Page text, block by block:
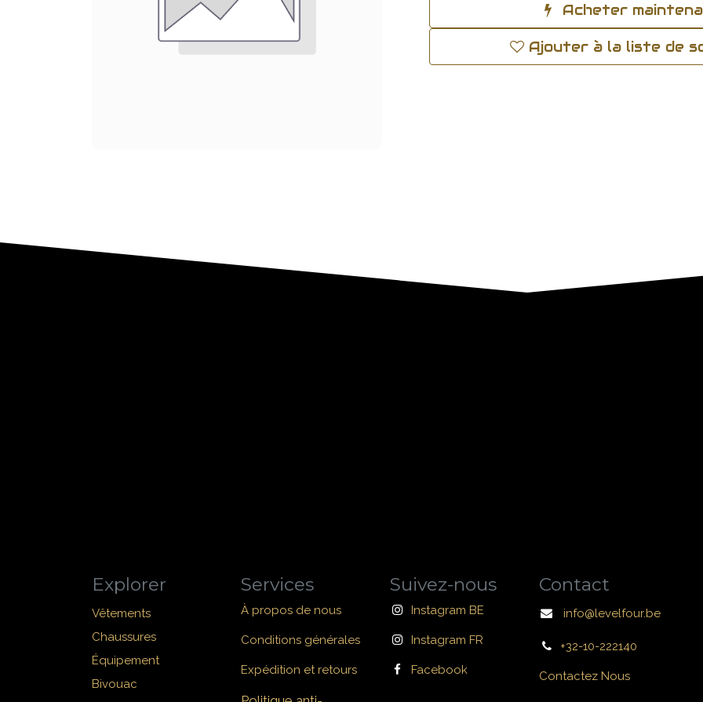
Acheter
Ajouter à la liste de
Explorer
Vêtements
Chaussures
Équipement
Bivouac
Services
À propos de nous
Conditions générales
Expédition et retours
Suivez-nous
Instagram BE
Instagram FR
Facebook
Contact
info@levelfour.be
+32-10-222140
Contactez Nous